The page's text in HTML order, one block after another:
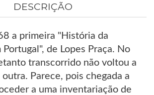
DESCRIÇÃO
a primeira "História da
Portugal", de Lopes Praça. No
transcorrido não voltou a
Parece, pois chegada a
a uma inventariação de